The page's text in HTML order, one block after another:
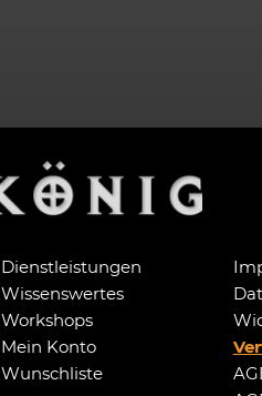
Dienstleistungen
Wissenswertes
Workshops
Mein Konto
Wunschliste